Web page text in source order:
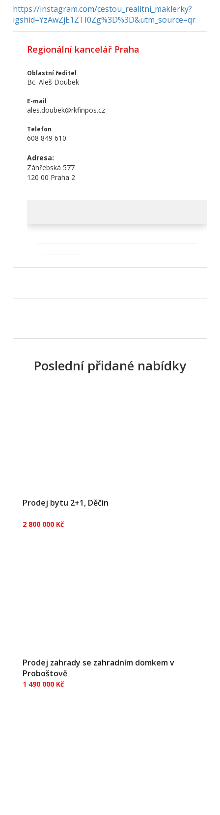
https://instagram.com/cestou_realitni_maklerky?
igshid=YzAwZjE1ZTI0Zg%3D%3D&utm_source=qr
Regionální kancelář Praha
Oblastní ředitel
Bc. Aleš Doubek
E-mail
ales.doubek@rkfinpos.cz
Telefon
608 849 610
Adresa:
Záhřebská 577
120 00 Praha 2
Poslední přidané nabídky
Prodej bytu 2+1, Děčín
2 800 000 Kč
Prodej zahrady se zahradním domkem v
Proboštově
1 490 000 Kč